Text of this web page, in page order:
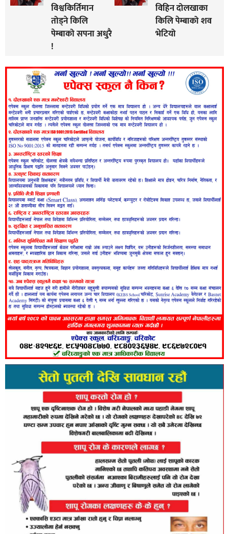
विश्वकिर्तिमान
तोड्ने किलि
पेम्बाको सपना अधुरै
!
विहिन दोलखाका
किलि पेम्बाको शव
भेटियो